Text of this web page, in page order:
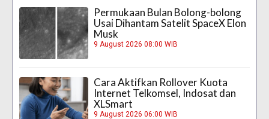
Permukaan Bulan Bolong-bolong
Usai Dihantam Satelit SpaceX Elon
Musk
9 August 2026 08:00 WIB
Cara Aktifkan Rollover Kuota
Internet Telkomsel, Indosat dan
XLSmart
9 August 2026 06:00 WIB